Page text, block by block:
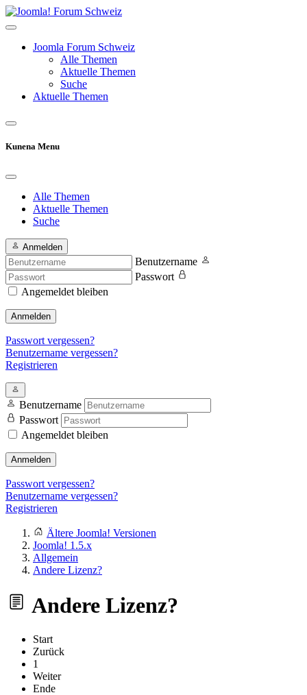
Joomla Forum Schweiz
Alle Themen
Aktuelle Themen
Suche
Aktuelle Themen
Kunena Menu
Alle Themen
Aktuelle Themen
Suche
Anmelden
Benutzername
Passwort
Angemeldet bleiben
Anmelden
Passwort vergessen?
Benutzername vergessen?
Registrieren
Benutzername
Passwort
Angemeldet bleiben
Anmelden
Passwort vergessen?
Benutzername vergessen?
Registrieren
Ältere Joomla! Versionen
Joomla! 1.5.x
Allgemein
Andere Lizenz?
Andere Lizenz?
Start
Zurück
1
Weiter
Ende